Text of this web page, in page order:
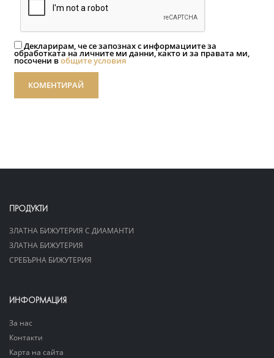
Декларирам, че се запознах с информациите за
обработката на личните ми данни, както и за правата ми,
посочени вобщите условия
КОМЕНТИРАЙ
ПРОДУКТИ
ЗЛАТНА БИЖУТЕРИЯ С ДИАМАНТИ
ЗЛАТНА БИЖУТЕРИЯ
СРЕБЪРНА БИЖУТЕРИЯ
ИНФОРМАЦИЯ
За нас
Контакти
Карта на сайта